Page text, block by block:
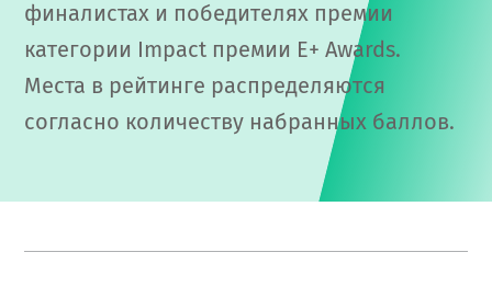
финалистах и победителях премии
категории Impact премии E+ Awards.
Места в рейтинге распределяются
согласно количеству набранных баллов.